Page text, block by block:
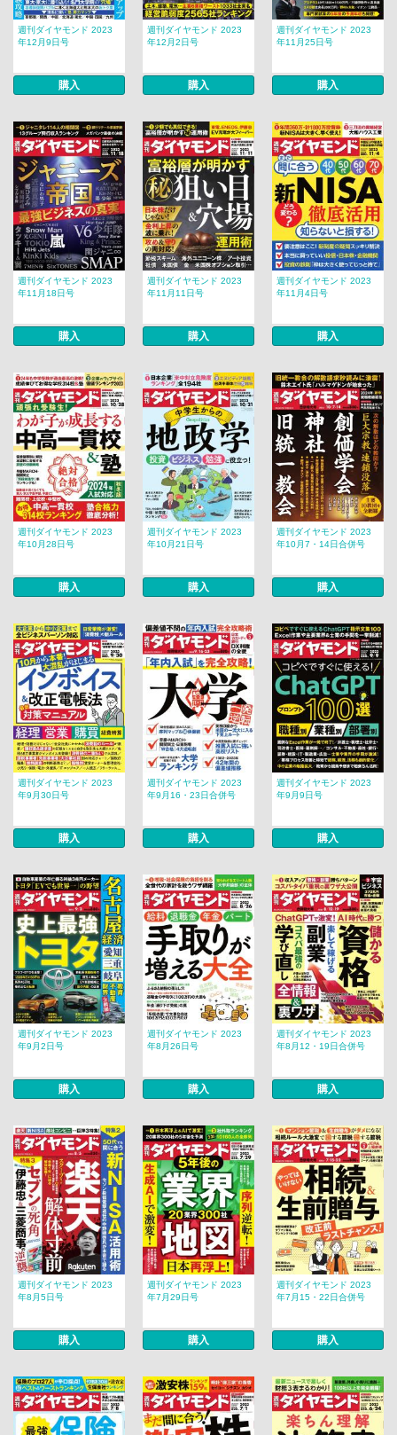
週刊ダイヤモンド 2023
年12月9日号
購入
週刊ダイヤモンド 2023
年12月2日号
購入
週刊ダイヤモンド 2023
年11月25日号
購入
週刊ダイヤモンド 2023
年11月18日号
購入
週刊ダイヤモンド 2023
年11月11日号
購入
週刊ダイヤモンド 2023
年11月4日号
購入
週刊ダイヤモンド 2023
年10月28日号
購入
週刊ダイヤモンド 2023
年10月21日号
購入
週刊ダイヤモンド 2023
年10月7・14日合併号
購入
週刊ダイヤモンド 2023
年9月30日号
購入
週刊ダイヤモンド 2023
年9月16・23日合併号
購入
週刊ダイヤモンド 2023
年9月9日号
購入
週刊ダイヤモンド 2023
年9月2日号
購入
週刊ダイヤモンド 2023
年8月26日号
購入
週刊ダイヤモンド 2023
年8月12・19日合併号
購入
週刊ダイヤモンド 2023
年8月5日号
購入
週刊ダイヤモンド 2023
年7月29日号
購入
週刊ダイヤモンド 2023
年7月15・22日合併号
購入